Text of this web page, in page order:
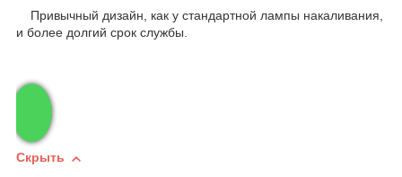
Привычный дизайн, как у стандартной лампы накаливания,
и более долгий срок службы.
Скрыть